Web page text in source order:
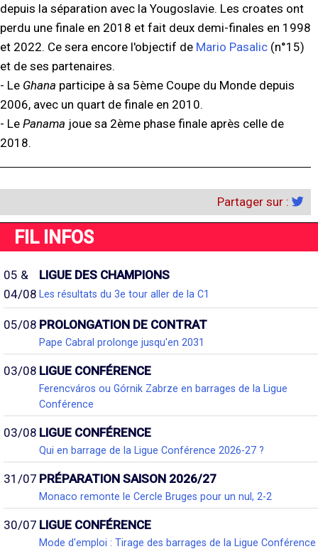
depuis la séparation avec la Yougoslavie. Les croates ont
perdu une finale en 2018 et fait deux demi-finales en 1998
et 2022. Ce sera encore l'objectif de Mario Pasalic (n°15)
et de ses partenaires.
- Le Ghana participe à sa 5ème Coupe du Monde depuis
2006, avec un quart de finale en 2010.
- Le Panama joue sa 2ème phase finale après celle de
2018.
Partager sur :
FIL INFOS
05 &
04/08
LIGUE DES CHAMPIONS
Les résultats du 3e tour aller de la C1
05/08 PROLONGATION DE CONTRAT
Pape Cabral prolonge jusqu'en 2031
03/08 LIGUE CONFÉRENCE
Ferencváros ou Górnik Zabrze en barrages de la Ligue
Conférence
03/08 LIGUE CONFÉRENCE
Qui en barrage de la Ligue Conférence 2026-27 ?
31/07 PRÉPARATION SAISON 2026/27
Monaco remonte le Cercle Bruges pour un nul, 2-2
30/07 LIGUE CONFÉRENCE
Mode d'emploi : Tirage des barrages de la Ligue Conférence